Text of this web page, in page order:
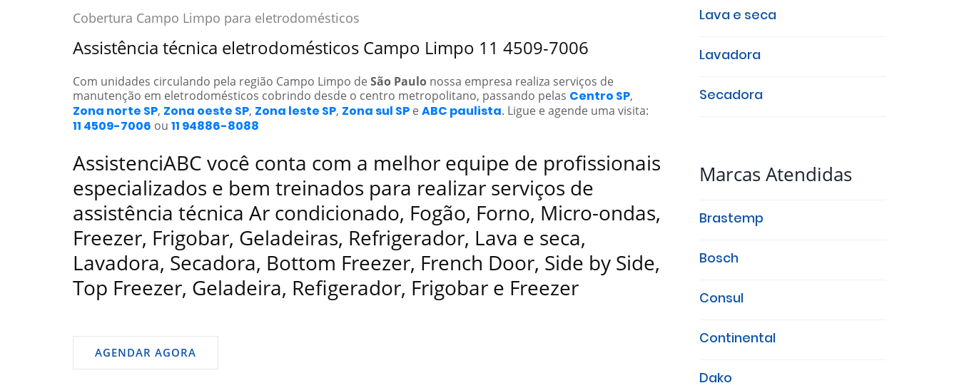
Cobertura Campo Limpo para eletrodomésticos
Assistência técnica eletrodomésticos Campo Limpo 11 4509-7006
Com unidades circulando pela região Campo Limpo de São Paulo nossa empresa realiza serviços de
manutenção em eletrodomésticos cobrindo desde o centro metropolitano, passando pelas Centro SP,
Zona norte SP, Zona oeste SP, Zona leste SP, Zona sul SP e ABC paulista. Ligue e agende uma visita:
11 4509-7006 ou 11 94886-8088
AssistenciABC você conta com a melhor equipe de profissionais
especializados e bem treinados para realizar serviços de
assistência técnica Ar condicionado, Fogão, Forno, Micro-ondas,
Freezer, Frigobar, Geladeiras, Refrigerador, Lava e seca,
Lavadora, Secadora, Bottom Freezer, French Door, Side by Side,
Top Freezer, Geladeira, Refigerador, Frigobar e Freezer
AGENDAR AGORA
Lava e seca
Lavadora
Secadora
Marcas Atendidas
Brastemp
Bosch
Consul
Continental
Dako